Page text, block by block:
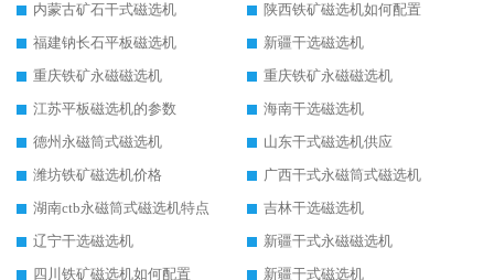
内蒙古矿石干式磁选机
陕西铁矿磁选机如何配置
福建钠长石平板磁选机
新疆干选磁选机
重庆铁矿永磁磁选机
重庆铁矿永磁磁选机
江苏平板磁选机的参数
海南干选磁选机
德州永磁筒式磁选机
山东干式磁选机供应
潍坊铁矿磁选机价格
广西干式永磁筒式磁选机
湖南ctb永磁筒式磁选机特点
吉林干选磁选机
辽宁干选磁选机
新疆干式永磁磁选机
四川铁矿磁选机如何配置
新疆干式磁选机